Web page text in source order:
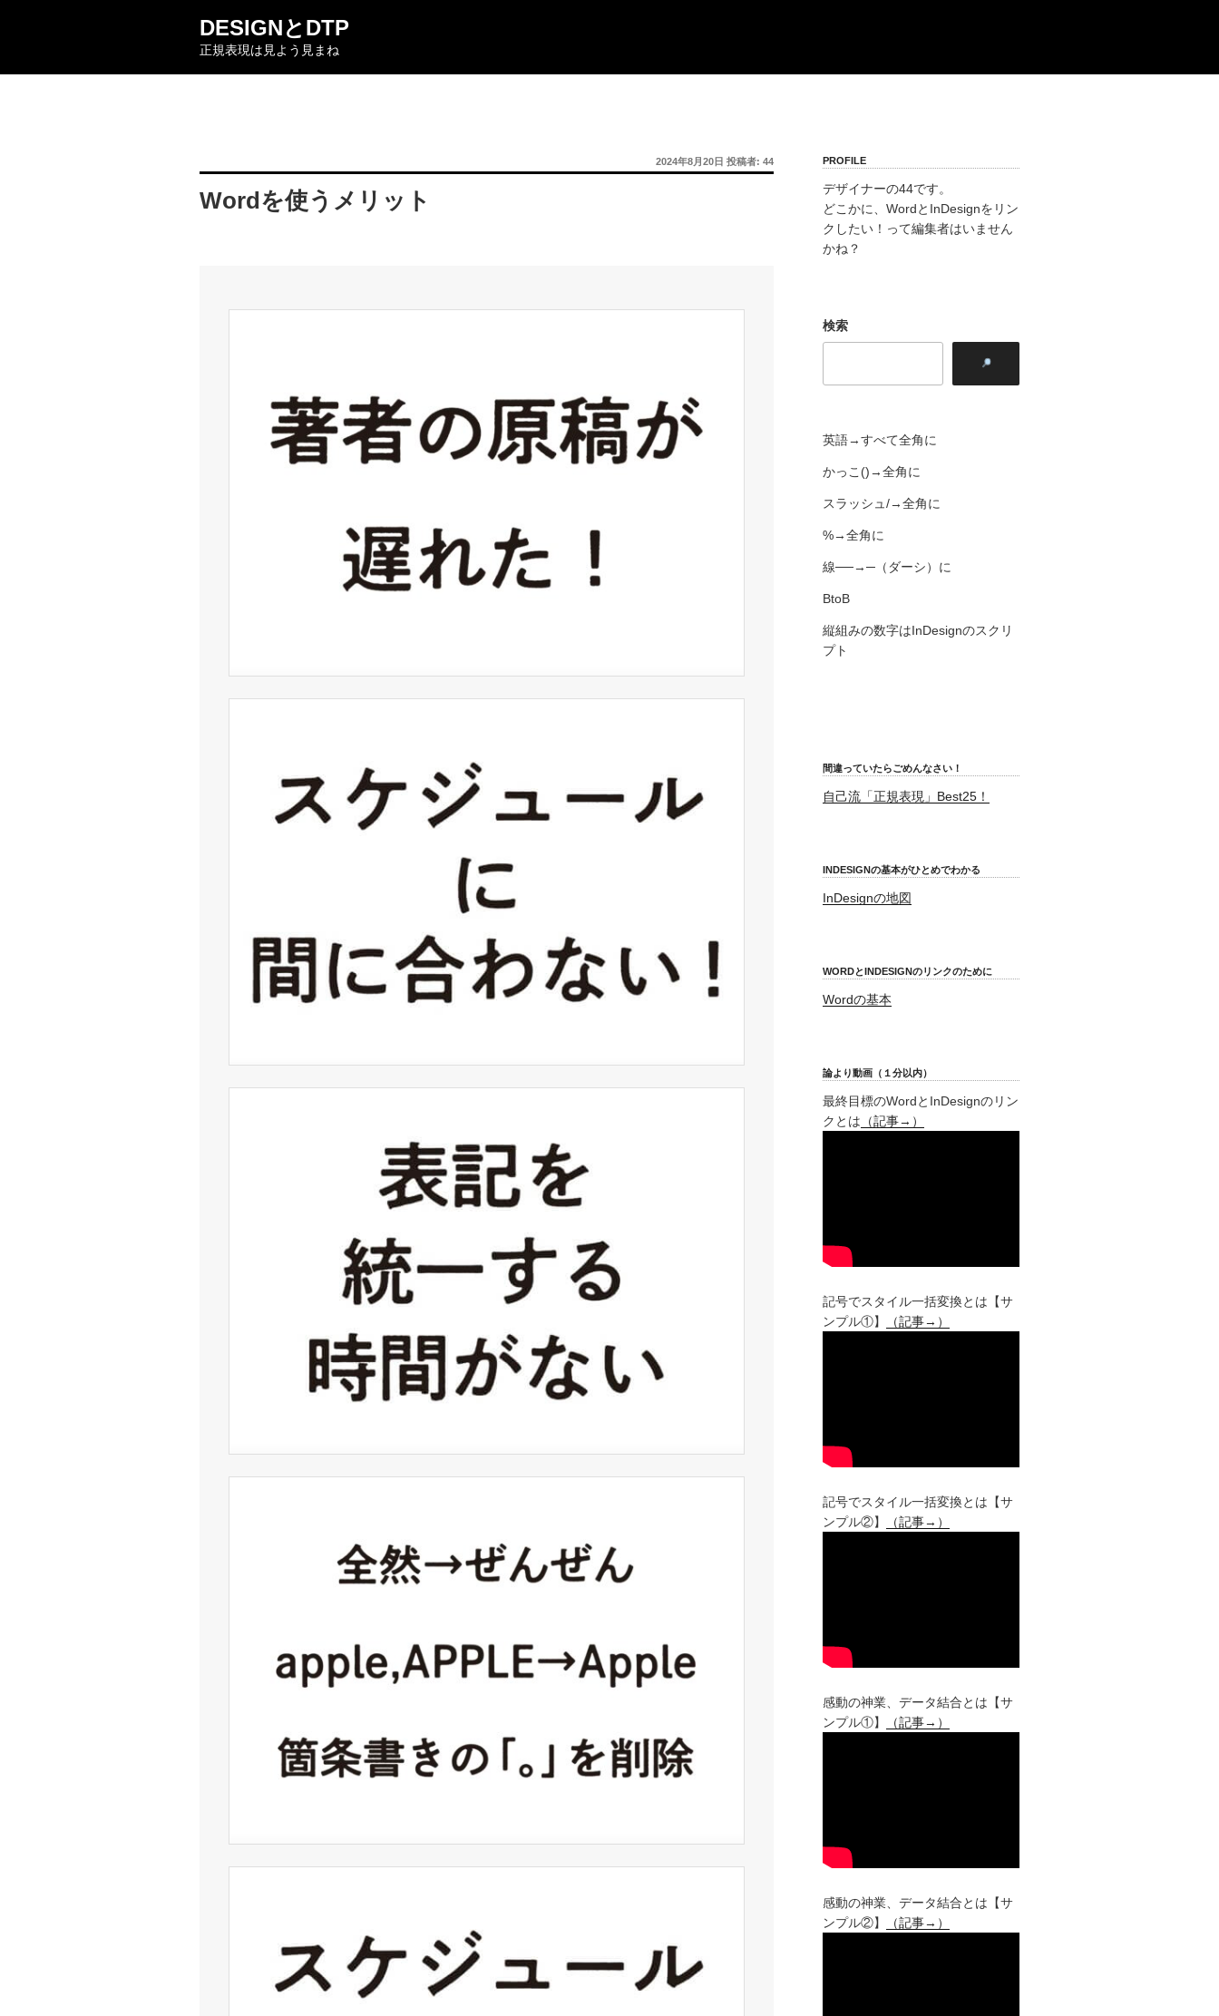
ン
DESIGNとDTP
正規表現は見よう見まね
投
稿
2024年8月20日 投稿者: 44
Wordを使うメリット
PROFILE
デザイナーの44です。
どこかに、WordとInDesignをリン
クしたい！って編集者はいません
かね？
検索
英語→すべて全角に
かっこ()→全角に
スラッシュ/→全角に
%→全角に
線──→─（ダーシ）に
BtoB
縦組みの数字はInDesignのスクリ
プト
間違っていたらごめんなさい！
自己流「正規表現」Best25！
INDESIGNの基本がひとめでわかる
InDesignの地図
WORDとINDESIGNのリンクのために
Wordの基本
論より動画（１分以内）
最終目標のWordとInDesignのリン
クとは （記事→）
記号でスタイル一括変換とは【サ
ンプル①】
（記事→）
記号でスタイル一括変換とは【サ
ンプル②】
（記事→）
感動の神業、データ結合とは【サ
ンプル①】
（記事→）
感動の神業、データ結合とは【サ
ンプル②】
（記事→）